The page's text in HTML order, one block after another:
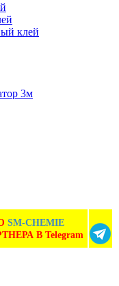
клей
3м
SM-CHEMIE
В Telegram